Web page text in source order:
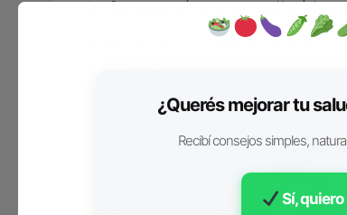
Agrega el agua y agita bien
Rocía esta mezcla sobre
¿Querés mejorar tu
Recibí consejos simples,
Sí,